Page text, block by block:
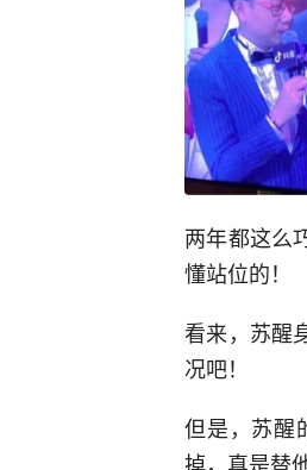
两年都这么
懂站位的！
看来，苏醒
况吧！
但是，苏醒
掉，真是替